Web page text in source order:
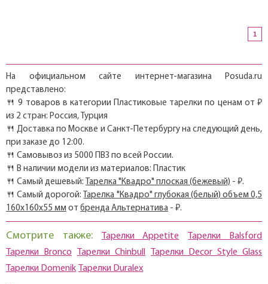
1
На официальном сайте интернет-магазина Posuda.ru
представлено:
🍴 9 товаров в категории Пластиковые тарелки по ценам от ₽
из 2 стран: Россия, Турция
🍴 Доставка по Москве и Санкт-Петербургу на следующий день,
при заказе до 12:00.
🍴 Самовывоз из 5000 ПВЗ по всей России.
🍴 В наличии модели из материалов: Пластик
🍴 Самый дешевый: Тарелка "Квадро" плоская (бежевый) - ₽.
🍴 Самый дорогой: Тарелка "Квадро" глубокая (белый) объем 0,5
160х160х55 мм от бренда Альтернатива - ₽.
Смотрите также: Тарелки Appetite
Тарелки Balsford
Тарелки Bronco
Тарелки Chinbull
Тарелки Decor Style Glass
Тарелки Domenik Тарелки Duralex